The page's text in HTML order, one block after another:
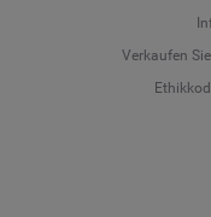
Verkaufen